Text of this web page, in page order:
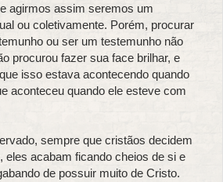
agirmos assim seremos um
ou coletivamente. Porém, procurar
ou ser um testemunho não
procurou fazer sua face brilhar, e
isso estava acontecendo quando
aconteceu quando ele esteve com
sempre que cristãos decidem
eles acabam ficando cheios de si e
de possuir muito de Cristo.